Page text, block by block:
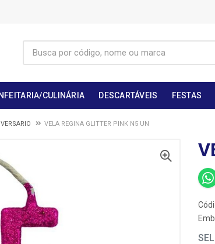
CULINÁRIA DESCARTÁVEIS FESTAS
VELA REGINA GLITTER PINK N5 UN